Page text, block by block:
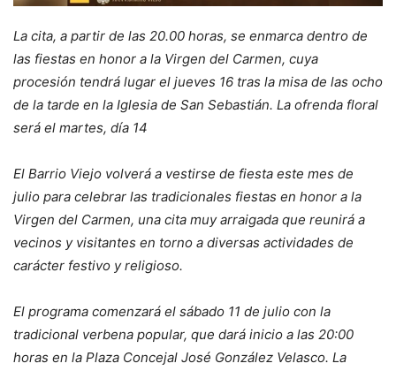
La cita, a partir de las 20.00 horas, se enmarca dentro de
las fiestas en honor a la Virgen del Carmen, cuya
procesión tendrá lugar el jueves 16 tras la misa de las ocho
de la tarde en la Iglesia de San Sebastián. La ofrenda floral
será el martes, día 14
El Barrio Viejo volverá a vestirse de fiesta este mes de
julio para celebrar las tradicionales fiestas en honor a la
Virgen del Carmen, una cita muy arraigada que reunirá a
vecinos y visitantes en torno a diversas actividades de
carácter festivo y religioso.
El programa comenzará el sábado 11 de julio con la
tradicional verbena popular, que dará inicio a las 20:00
horas en la Plaza Concejal José González Velasco. La